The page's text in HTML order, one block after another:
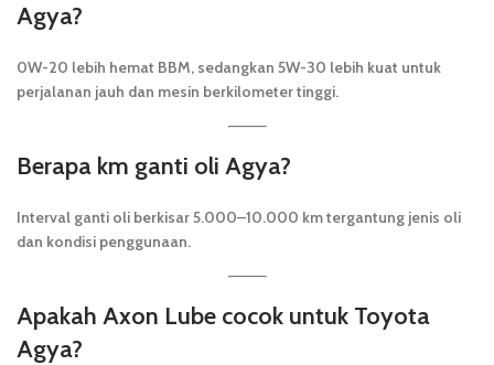
Agya?
0W-20 lebih hemat BBM, sedangkan 5W-30 lebih kuat untuk
perjalanan jauh dan mesin berkilometer tinggi.
Berapa km ganti oli Agya?
Interval ganti oli berkisar 5.000–10.000 km tergantung jenis oli
dan kondisi penggunaan.
Apakah Axon Lube cocok untuk Toyota
Agya?